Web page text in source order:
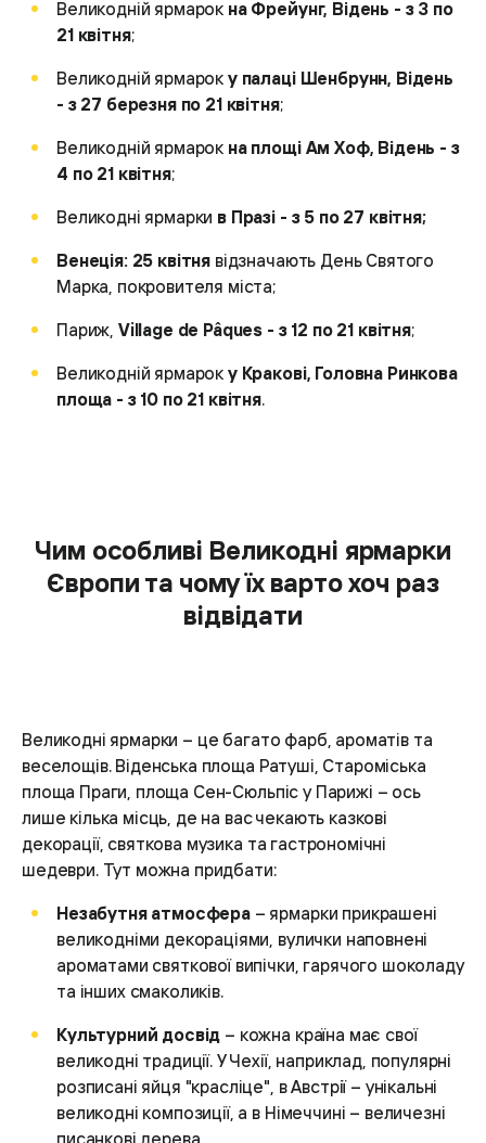
Великодній ярмарок на Фрейунг, Відень - з 3 по
21 квітня;
Великодній ярмарок у палаці Шенбрунн, Відень
- з 27 березня по 21 квітня;
Великодній ярмарок на площі Ам Хоф, Відень - з
4 по 21 квітня;
Великодні ярмарки в Празі - з 5 по 27 квітня;
Венеція: 25 квітня відзначають День Святого
Марка, покровителя міста;
Париж, Village de Pâques - з 12 по 21 квітня;
Великодній ярмарок у Кракові, Головна Ринкова
площа - з 10 по 21 квітня.
Чим особливі Великодні ярмарки
Європи та чому їх варто хоч раз
відвідати
Великодні ярмарки – це багато фарб, ароматів та
веселощів. Віденська площа Ратуші, Староміська
площа Праги, площа Сен-Сюльпіс у Парижі – ось
лише кілька місць, де на вас чекають казкові
декорації, святкова музика та гастрономічні
шедеври. Тут можна придбати:
Незабутня атмосфера– ярмарки прикрашені
великодніми декораціями, вулички наповнені
ароматами святкової випічки, гарячого шоколаду
та інших смаколиків.
Культурний досвід – кожна країна має свої
великодні традиції. У Чехії, наприклад, популярні
розписані яйця "красліце", в Австрії – унікальні
великодні композиції, а в Німеччині – величезні